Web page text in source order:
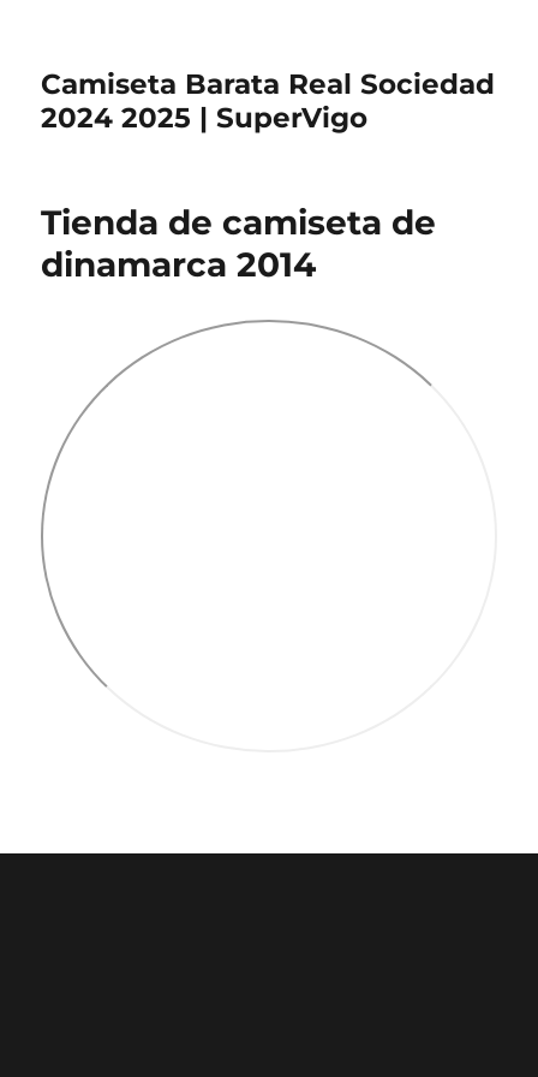
Camiseta Barata Real Sociedad
2024 2025 | SuperVigo
Tienda de camiseta de
dinamarca 2014